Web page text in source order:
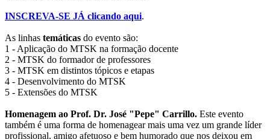
INSCREVA-SE JÁ clicando aqui.
As linhas temáticas do evento são:
1 - Aplicação do MTSK na formação docente
2 - MTSK do formador de professores
3 - MTSK em distintos tópicos e etapas
4 - Desenvolvimento do MTSK
5 - Extensões do MTSK
Homenagem ao Prof. Dr. José "Pepe" Carrillo. Este evento
também é uma forma de homenagear mais uma vez um grande líder
profissional, amigo afetuoso e bem humorado que nos deixou em